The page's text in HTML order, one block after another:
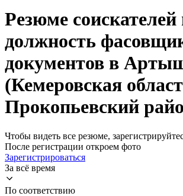
Резюме соискателей
должность
документов в
(Кемеровская
Прокопьевский
Чтобы видеть все резюме,
После регистрации откроем фото
Зарегистрироваться
За всё время
По соответствию